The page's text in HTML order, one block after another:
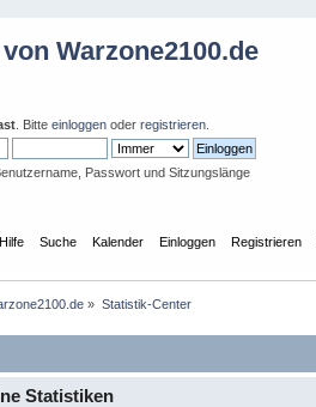
Warzone2100.de
. Bitteeinloggen oderregistrieren
Passwort und Sitzungslänge
Hilfe Suche Kalender Einloggen Registrieren
» Statistik-Center
Statistiken